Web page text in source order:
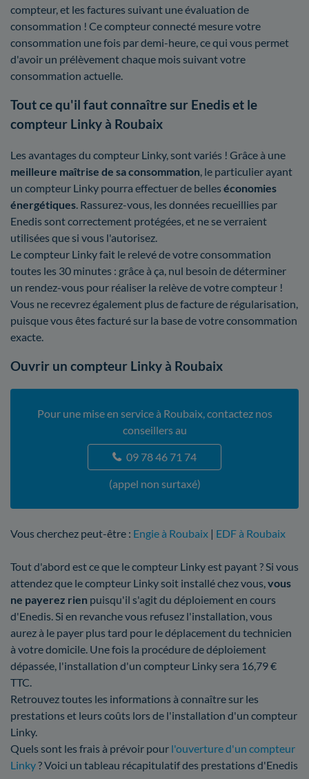
compteur, et les factures suivant une évaluation de
consommation ! Ce compteur connecté mesure votre
consommation une fois par demi-heure, ce qui vous permet
d'avoir un prélèvement chaque mois suivant votre
consommation actuelle.
Tout ce qu'il faut connaître sur Enedis et le
compteur Linky à Roubaix
Les avantages du compteur Linky, sont variés ! Grâce à une
meilleure maîtrise de sa consommation , le particulier ayant
un compteur Linky pourra effectuer de belles économies
énergétiques . Rassurez-vous, les données recueillies par
Enedis sont correctement protégées, et ne se verraient
utilisées que si vous l'autorisez.
Le compteur Linky fait le relevé de votre consommation
toutes les 30 minutes : grâce à ça, nul besoin de déterminer
un rendez-vous pour réaliser la relève de votre compteur !
Vous ne recevrez également plus de facture de régularisation,
puisque vous êtes facturé sur la base de votre consommation
exacte.
Ouvrir un compteur Linky à Roubaix
Pour une mise en service à Roubaix, contactez nos
conseillers au
09 78 46 71 74
(appel non surtaxé)
Vous cherchez peut-être : Engie à Roubaix | EDF à Roubaix
Tout d'abord est ce que le compteur Linky est payant ? Si vous
attendez que le compteur Linky soit installé chez vous,vous
ne payerez rien puisqu'il s'agit du déploiement en cours
d'Enedis. Si en revanche vous refusez l'installation, vous
aurez à le payer plus tard pour le déplacement du technicien
à votre domicile. Une fois la procédure de déploiement
dépassée, l'installation d'un compteur Linky sera 16,79 €
TTC.
Retrouvez toutes les informations à connaître sur les
prestations et leurs coûts lors de l'installation d'un compteur
Linky.
Quels sont les frais à prévoir pour l'ouverture d'un compteur
Linky? Voici un tableau récapitulatif des prestations d'Enedis